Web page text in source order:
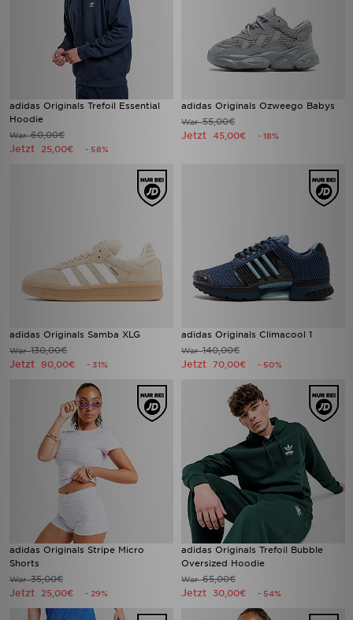
adidas Originals Trefoil Essential
Hoodie
War60,00€
Jetzt 25,00€ - 58%
adidas Originals Ozweego Babys
War55,00€
Jetzt 45,00€ - 18%
adidas Originals Samba XLG
War130,00€
Jetzt 90,00€ - 31%
adidas Originals Climacool 1
War140,00€
Jetzt 70,00€ - 50%
adidas Originals Stripe Micro
Shorts
War35,00€
Jetzt 25,00€ - 29%
adidas Originals Trefoil Bubble
Oversized Hoodie
War65,00€
Jetzt 30,00€ - 54%